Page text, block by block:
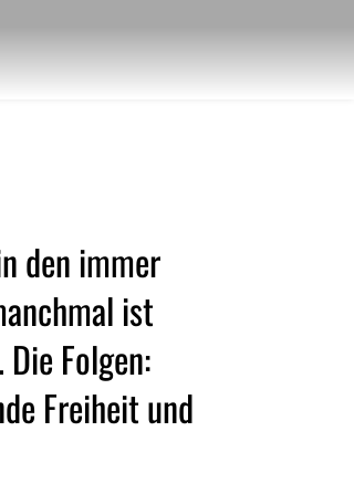
den immer
ist
Folgen:
Freiheit und